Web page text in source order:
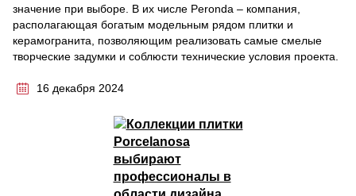
значение при выборе. В их числе Peronda – компания,
располагающая богатым модельным рядом плитки и
керамогранита, позволяющим реализовать самые смелые
творческие задумки и соблюсти технические условия проекта.
16 декабря 2024